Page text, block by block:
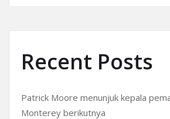
Recent Posts
Patrick Moore menunjuk kepala
Monterey berikutnya